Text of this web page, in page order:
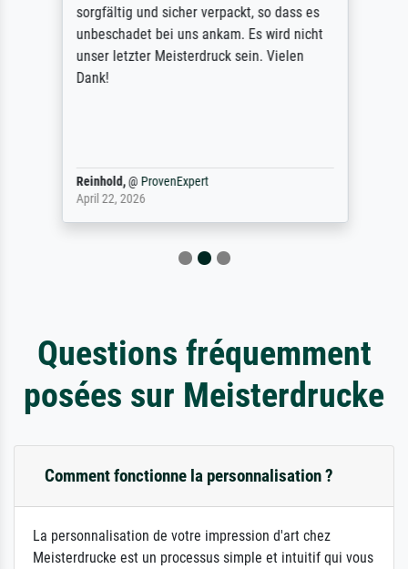
sorgfältig und sicher verpackt, so dass es
unbeschadet bei uns ankam. Es wird nicht
unser letzter Meisterdruck sein. Vielen
Dank!
Reinhold,@ ProvenExpert
April 22, 2026
Questions fréquemment
posées sur Meisterdrucke
Comment fonctionne la personnalisation ?
La personnalisation de votre impression d'art chez
Meisterdrucke est un processus simple et intuitif qui vous